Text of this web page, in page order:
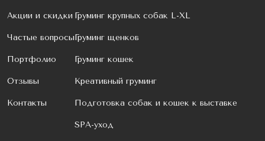
Акции и скидки
Частые вопросы
Портфолио
Отзывы
Контакты
Груминг крупных собак L-XL
Груминг щенков
Груминг кошек
Креативный груминг
Подготовка собак и кошек к выставке
SPA-уход